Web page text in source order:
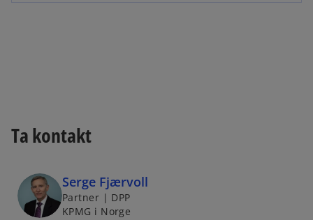
Ta kontakt
Serge Fjærvoll
Partner | DPP
KPMG i Norge